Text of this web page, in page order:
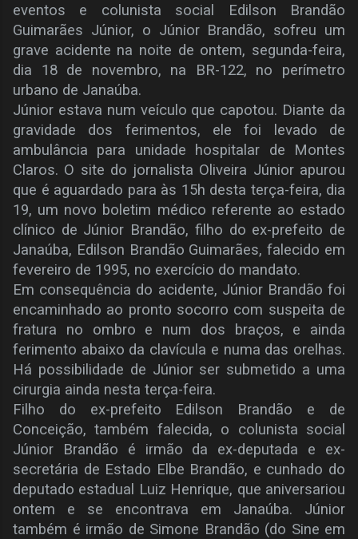
eventos e colunista social Edilson Brandão
Guimarães Júnior, o Júnior Brandão, sofreu um
grave acidente na noite de ontem, segunda-feira,
dia 18 de novembro, na BR-122, no perímetro
urbano de Janaúba.
Júnior estava num veículo que capotou. Diante da
gravidade dos ferimentos, ele foi levado de
ambulância para unidade hospitalar de Montes
Claros. O site do jornalista Oliveira Júnior apurou
que é aguardado para às 15h desta terça-feira, dia
19, um novo boletim médico referente ao estado
clínico de Júnior Brandão, filho do ex-prefeito de
Janaúba, Edilson Brandão Guimarães, falecido em
fevereiro de 1995, no exercício do mandato.
Em consequência do acidente, Júnior Brandão foi
encaminhado ao pronto socorro com suspeita de
fratura no ombro e num dos braços, e ainda
ferimento abaixo da clavícula e numa das orelhas.
Há possibilidade de Júnior ser submetido a uma
cirurgia ainda nesta terça-feira.
Filho do ex-prefeito Edilson Brandão e de
Conceição, também falecida, o colunista social
Júnior Brandão é irmão da ex-deputada e ex-
secretária de Estado Elbe Brandão, e cunhado do
deputado estadual Luiz Henrique, que aniversariou
ontem e se encontrava em Janaúba. Júnior
também é irmão de Simone Brandão (do Sine em